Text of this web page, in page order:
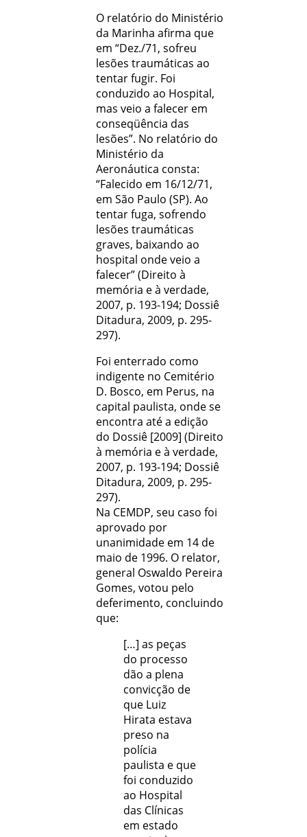
O relatório do Ministério
da Marinha aﬁrma que
em “Dez./71, sofreu
lesões traumáticas ao
tentar fugir. Foi
conduzido ao Hospital,
mas veio a falecer em
conseqüência das
lesões”. No relatório do
Ministério da
Aeronáutica consta:
“Falecido em 16/12/71,
em São Paulo (SP). Ao
tentar fuga, sofrendo
lesões traumáticas
graves, baixando ao
hospital onde veio a
falecer” (Direito à
memória e à verdade,
2007, p. 193-194; Dossiê
Ditadura, 2009, p. 295-
297).
Foi enterrado como
indigente no Cemitério
D. Bosco, em Perus, na
capital paulista, onde se
encontra até a edição
do Dossiê [2009] (Direito
à memória e à verdade,
2007, p. 193-194; Dossiê
Ditadura, 2009, p. 295-
297).
Na CEMDP, seu caso foi
aprovado por
unanimidade em 14 de
maio de 1996. O relator,
general Oswaldo Pereira
Gomes, votou pelo
deferimento, concluindo
que:
[…] as peças
do processo
dão a plena
convicção de
que Luiz
Hirata estava
preso na
polícia
paulista e que
foi conduzido
ao Hospital
das Clínicas
em estado